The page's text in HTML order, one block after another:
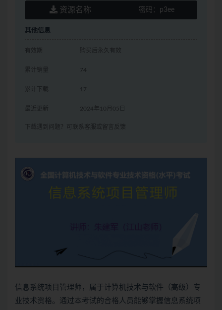
资源名称 密码： p3ee
其他信息
有效期 购买后永久有效
累计销量 74
累计下载 17
最近更新 2024年10月05日
下载遇到问题？可联系客服或留言反馈
信息系统项目管理师 ，属于计算机技术与软件（高级）专
业技术资格。通过本考试的合格人员能够掌握信息系统项